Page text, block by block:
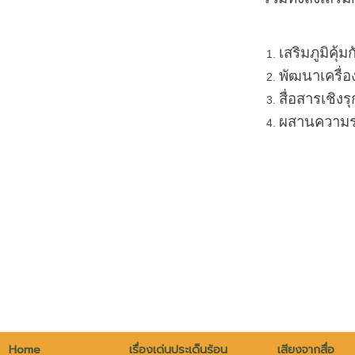
เสริมภูมิคุ้ม
พัฒนาเครื่อ
สื่อสารเชิง
ผสานความ
Home เรื่องเด่นประเด็นร้อน เสียงจากสื่อ